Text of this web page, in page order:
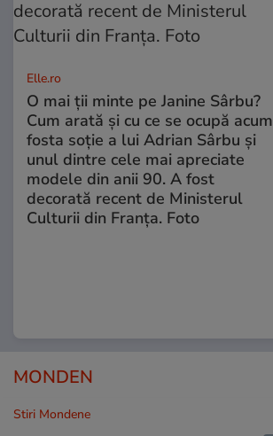
Elle.ro
O mai ții minte pe Janine Sârbu?
Cum arată și cu ce se ocupă acum
fosta soție a lui Adrian Sârbu și
unul dintre cele mai apreciate
modele din anii 90. A fost
decorată recent de Ministerul
Culturii din Franța. Foto
MONDEN
Stiri Mondene